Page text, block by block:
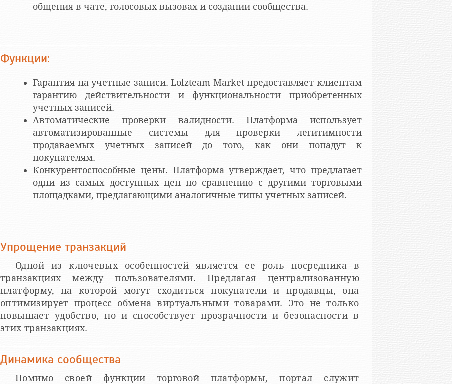
общения в чате, голосовых вызовах и создании сообщества.
Функции:
Гарантия на учетные записи. Lolzteam Market предоставляет клиентам
гарантию действительности и функциональности приобретенных
учетных записей.
Автоматические проверки валидности. Платформа использует
автоматизированные системы для проверки легитимности
продаваемых учетных записей до того, как они попадут к
покупателям.
Конкурентоспособные цены. Платформа утверждает, что предлагает
одни из самых доступных цен по сравнению с другими торговыми
площадками, предлагающими аналогичные типы учетных записей.
Упрощение транзакций
Одной из ключевых особенностей является ее роль посредника в
транзакциях между пользователями. Предлагая централизованную
платформу, на которой могут сходиться покупатели и продавцы, она
оптимизирует процесс обмена виртуальными товарами. Это не только
повышает удобство, но и способствует прозрачности и безопасности в
этих транзакциях.
Динамика сообщества
Помимо своей функции торговой платформы, портал служит